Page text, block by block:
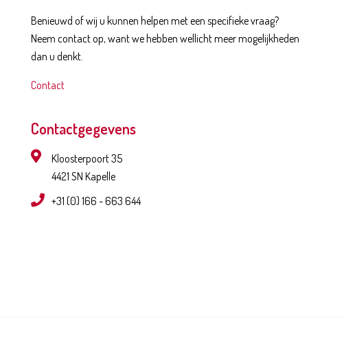
Benieuwd of wij u kunnen helpen met een specifieke vraag?
Neem contact op, want we hebben wellicht meer mogelijkheden
dan u denkt.
Contact
Contactgegevens
Kloosterpoort 35
4421 SN Kapelle
+31 (0) 166 - 663 644